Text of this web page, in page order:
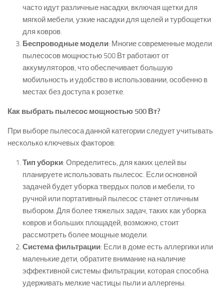
часто идут различные насадки, включая щетки для
мягкой мебели, узкие насадки для щелей и турбощетки
для ковров.
Беспроводные модели: Многие современные модели
пылесосов мощностью 500 Вт работают от
аккумуляторов, что обеспечивает большую
мобильность и удобство в использовании, особенно в
местах без доступа к розетке.
Как выбрать пылесос мощностью 500 Вт?
При выборе пылесоса данной категории следует учитывать
несколько ключевых факторов:
Тип уборки: Определитесь, для каких целей вы
планируете использовать пылесос. Если основной
задачей будет уборка твердых полов и мебели, то
ручной или портативный пылесос станет отличным
выбором. Для более тяжелых задач, таких как уборка
ковров и больших площадей, возможно, стоит
рассмотреть более мощные модели.
Система фильтрации: Если в доме есть аллергики или
маленькие дети, обратите внимание на наличие
эффективной системы фильтрации, которая способна
удерживать мелкие частицы пыли и аллергены.